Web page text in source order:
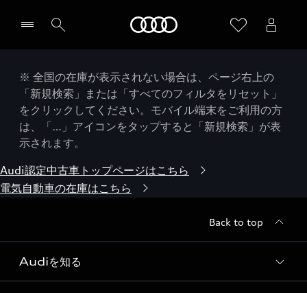
※ 全国の在庫が表示されない場合は、ページ右上の
「新規検索」または「すべてのフィルタをリセット」
をクリックしてください。モバイル端末をご利用の方
は、「…」アイコンをタップすると「新規検索」が表
示されます。
Audi認定中古車トップページはこちら
電気自動車の在庫はこちら
Back to top
Audiを知る